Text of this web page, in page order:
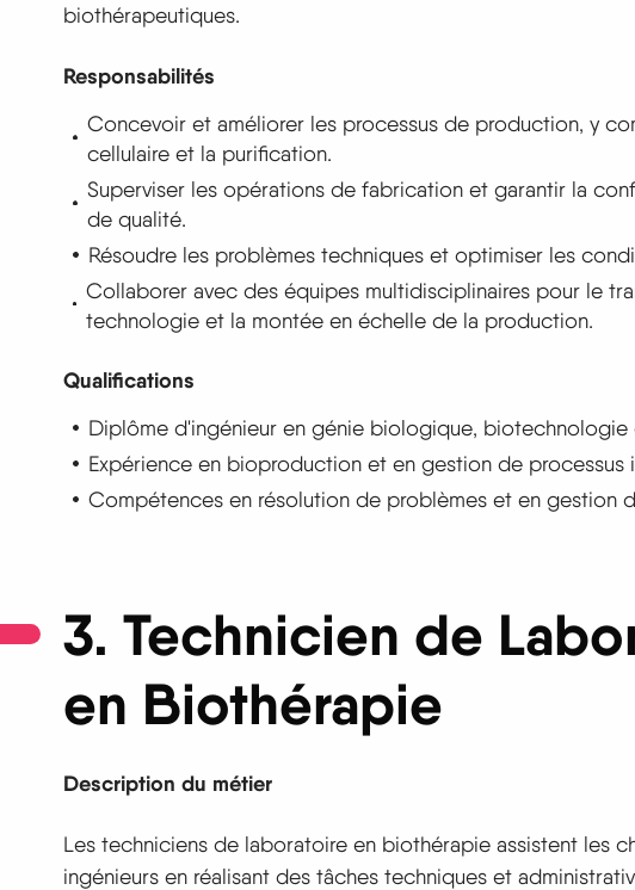
biothérapeutiques.
Responsabilités
Concevoir et améliorer les processus de production, y
cellulaire et la purification.
Superviser les opérations de fabrication et garantir la
de qualité.
Résoudre les problèmes techniques et optimiser les
Collaborer avec des équipes multidisciplinaires pour le
technologie et la montée en échelle de la production.
Qualifications
Diplôme d'ingénieur en génie biologique, biotechnologie
Expérience en bioproduction et en gestion de processus
Compétences en résolution de problèmes et en gestion
3. Technicien de
en Biothérapie
Description du métier
Les techniciens de laboratoire en biothérapie assistent les
ingénieurs en réalisant des tâches techniques et